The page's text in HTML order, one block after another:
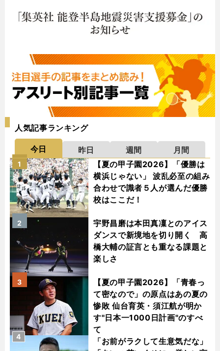
人気記事ランキング
今日 昨日 週間
月間
【夏の甲子園2026】「優勝は
横浜じゃない」 波乱必至の組み
合わせで識者５人が選んだ優勝
校はここだ！
1
宇野昌磨は本田真凜とのアイス
ダンスで新境地を切り開く 高
橋大輔の証言とも重なる課題と
楽しさ
2
【夏の甲子園2026】「青春っ
て密なので」の原点はあの夏の
惨敗 仙台育英・須江航が明か
す"日本一1000日計画"のすべ
て
3
「お前がラクして生意気だな」
4